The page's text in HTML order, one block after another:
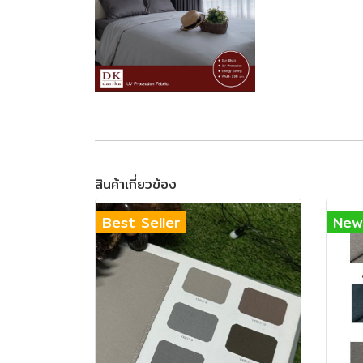
สินค้าเกี่ยวข้อง
Best Seller New